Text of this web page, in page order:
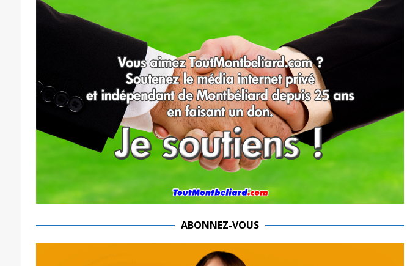
ABONNEZ-VOUS